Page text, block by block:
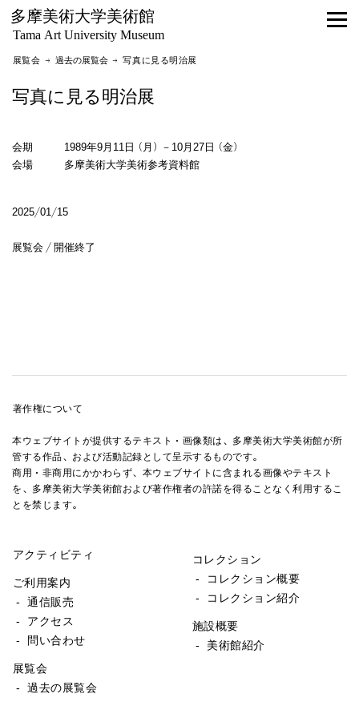
多摩美術大学美術館
Tama Art University Museum
展覧会 → 過去の展覧会→ 写真に見る明治展
写真に見る明治展
会期 1989年9月11日（月）－10月27日（金）
会場 多摩美術大学美術参考資料館
2025/01/15
展覧会 / 開催終了
著作権について
本ウェブサイトが提供するテキスト・画像類は、多摩美術大学美術館が所
管する作品、および活動記録として呈示するものです。
商用・非商用にかかわらず、本ウェブサイトに含まれる画像やテキスト
を、多摩美術大学美術館および著作権者の許諾を得ることなく利用するこ
とを禁じます。
アクティビティ
ご利用案内
- 通信販売
- アクセス
- 問い合わせ
展覧会
- 過去の展覧会
コレクション
- コレクション概要
- コレクション紹介
施設概要
- 美術館紹介